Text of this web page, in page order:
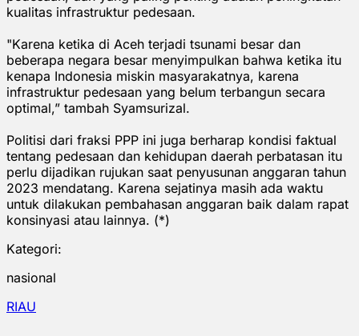
kualitas infrastruktur pedesaan.
"Karena ketika di Aceh terjadi tsunami besar dan
beberapa negara besar menyimpulkan bahwa ketika itu
kenapa Indonesia miskin masyarakatnya, karena
infrastruktur pedesaan yang belum terbangun secara
optimal,” tambah Syamsurizal.
Politisi dari fraksi PPP ini juga berharap kondisi faktual
tentang pedesaan dan kehidupan daerah perbatasan itu
perlu dijadikan rujukan saat penyusunan anggaran tahun
2023 mendatang. Karena sejatinya masih ada waktu
untuk dilakukan pembahasan anggaran baik dalam rapat
konsinyasi atau lainnya. (*)
Kategori:
nasional
RIAU